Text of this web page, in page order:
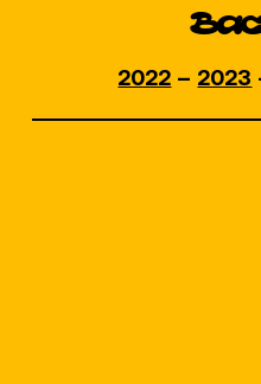
2022 – 2023